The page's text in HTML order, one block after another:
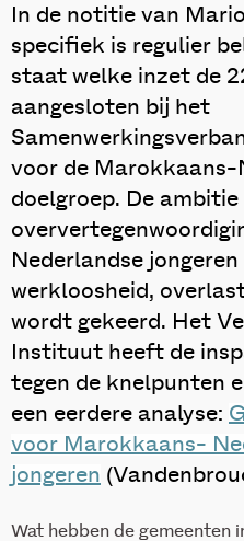
In de notitie van
specifiek is regulier
staat welke inzet de
aangesloten bij het
voor de Marokkaans-
doelgroep. De
Nederlandse
werkloosheid,
wordt gekeerd. Het
Instituut heeft de
tegen de knelpunten
een eerdere analyse:
voor Marokkaans-
jongeren
Wat hebben de gemeenten